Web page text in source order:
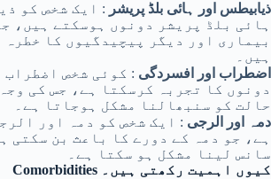
ذیابیطس اور ہائی بلڈ پریشر : ایک شخص کو
ہائی بلڈ پریشر دونوں ہوسکتے ہیں،
بیماری اور دیگر پیچیدگیوں کا خطرہ
ہیں۔
اضطراب اور افسردگی : کوئی شخص اضطراب
دونوں کا تجربہ کرسکتا ہے، جس کی
حالت کو سنبھالنا مشکل ہوجاتا ہے۔
دمہ اور الرجی : ایک شخص کو دمہ اور
ہے، جو دمہ کے دورے کا باعث بن سکتی
سانس لینا مشکل ہو سکتا ہے۔
Comorbidities کیوں اہمیت رکھتی ہیں۔